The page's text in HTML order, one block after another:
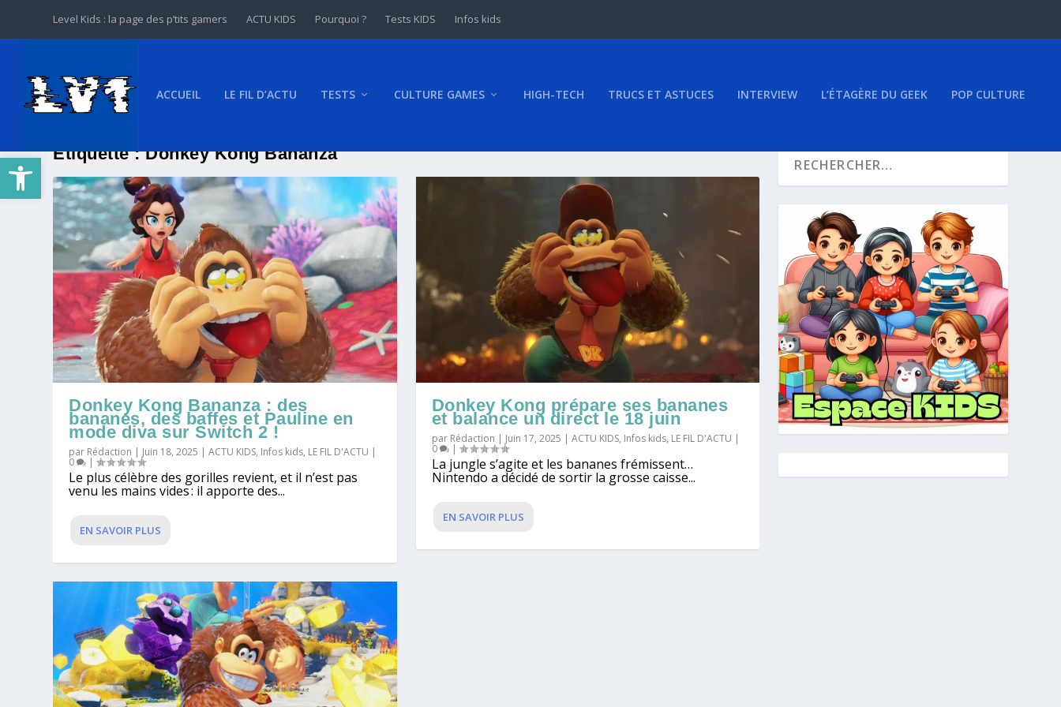
Ouvrir la barre d’outils
Level Kids : la page des p’tits gamers ACTU KIDS Pourquoi ? Tests KIDS Infos kids
ACCUEIL LE FIL D’ACTU TESTS CULTURE GAMES HIGH-TECH TRUCS ET ASTUCES INTERVIEW L’ÉTAGÈRE DU GEEK POP CULTURE
Étiquette :Donkey Kong Bananza
Donkey Kong Bananza : des
bananes, des baffes et Pauline en
mode diva sur Switch 2 !
par Rédaction Juin 18, 2025 |ACTU KIDS, Infos kids, LE FIL D'ACTU
0 |
Le plus célèbre des gorilles revient, et il n’est pas
venu les mains vides : il apporte des...
EN SAVOIR PLUS
Donkey Kong prépare ses bananes
et balance un direct le 18 juin
par Rédaction Juin 17, 2025 ACTU KIDS, Infos kids, LE FIL D'ACTU
0 |
La jungle s’agite et les bananes frémissent…
Nintendo a décidé de sortir la grosse caisse...
EN SAVOIR PLUS